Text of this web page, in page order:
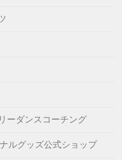
ーダンスコーチング
ルグッズ公式ショップ